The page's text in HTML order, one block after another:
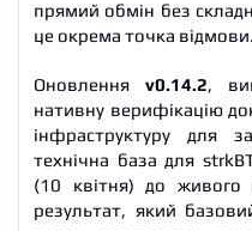
прямий обмін без
це окрема точка відмови.
Оновленняv0.14.2,
нативну верифікацію
інфраструктуру для
технічна база для
(10 квітня) до живого
результат, який